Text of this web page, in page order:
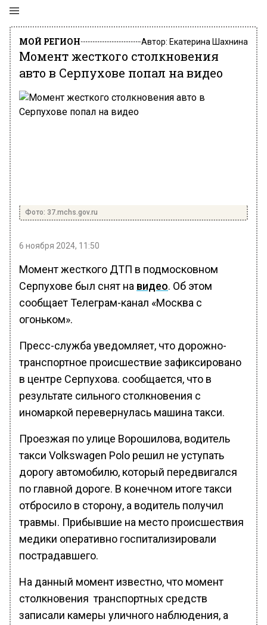
МОЙ РЕГИОН Автор: Екатерина Шахнина
Момент жесткого столкновения
авто в Серпухове попал на видео
Фото: 37.mchs.gov.ru
6 ноября 2024, 11:50
Момент жесткого ДТП в подмосковном
Серпухове был снят на видео. Об этом
сообщает Телеграм-канал «Москва с
огоньком».
Пресс-служба уведомляет, что дорожно-
транспортное происшествие зафиксировано
в центре Серпухова. сообщается, что в
результате сильного столкновения с
иномаркой перевернулась машина такси.
Проезжая по улице Ворошилова, водитель
такси Volkswagen Polo решил не уступать
дорогу автомобилю, который передвигался
по главной дороге. В конечном итоге такси
отбросило в сторону, а водитель получил
травмы. Прибывшие на место происшествия
медики оперативно госпитализировали
пострадавшего.
На данный момент известно, что момент
столкновения транспортных средств
записали камеры уличного наблюдения, а